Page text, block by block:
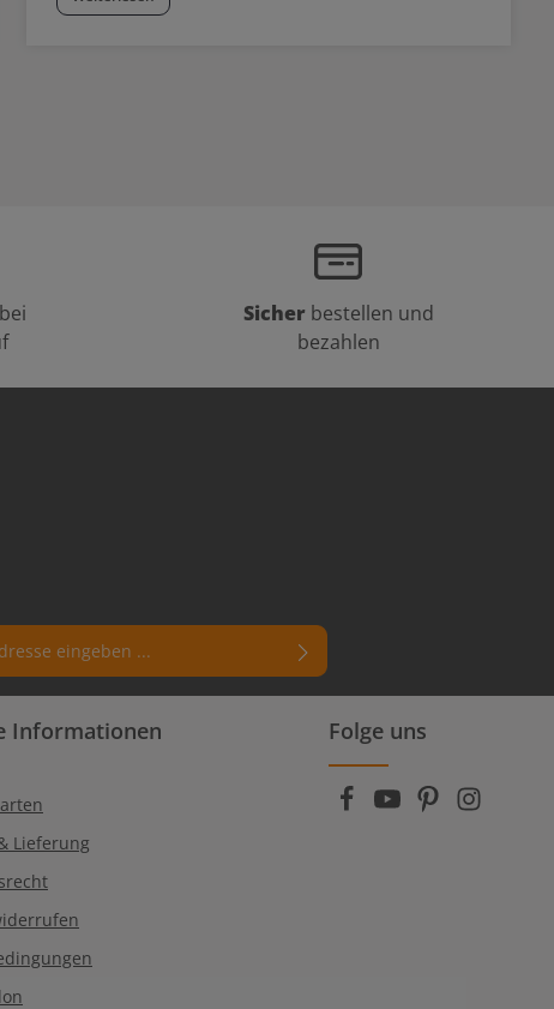
bei
Sicher bestellen und
bezahlen
(*) markierten Felder sind
Informationen
Lieferung
Folge uns